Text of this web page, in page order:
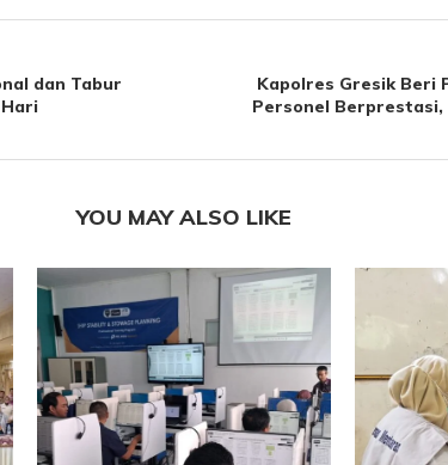
dan Tabur
Kapolres Gresik Beri
Personel Berprestasi,
YOU MAY ALSO LIKE